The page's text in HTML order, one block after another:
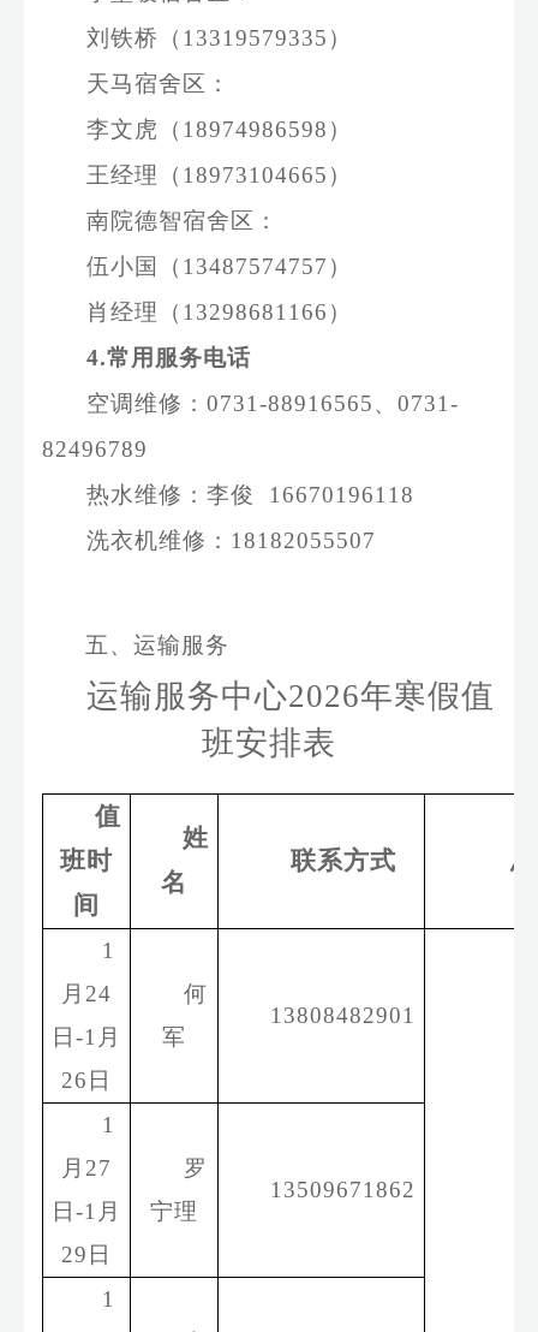
刘铁桥（ 13319579335 ）
天马宿舍区：
李文虎（ 18974986598 ）
王经理（ 18973104665 ）
南院德智宿舍区：
伍小国（ 13487574757 ）
肖经理（ 13298681166 ）
4.常用服务电话
空调维修： 0731-88916565、 0731-
82496789
热水维修：李俊
16670196118
洗衣机维修： 18182055507
五、运输服务
运输服务中心2026年寒假值
班安排表
值
班时
间
姓
名
联系方式
1
月 24
日 -1 月
26 日
何
军
13808482901
1
月 27
日 -1 月
29 日
罗
宁理
13509671862
1